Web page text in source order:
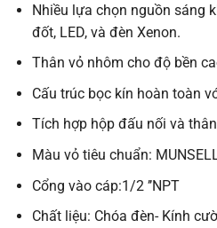
Nhiều lựa chọn nguồn sáng
đốt, LED, và đèn Xenon.
Thân vỏ nhôm cho độ bền
Cấu trúc bọc kín hoàn toàn
Tích hợp hộp đấu nối và
Màu vỏ tiêu chuẩn:
Cổng vào cáp:1/2 ’’NPT
Chất liệu: Chóa đèn- Kính